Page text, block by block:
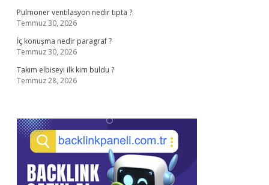
Pulmoner ventilasyon nedir tıpta ?
Temmuz 30, 2026
İç konuşma nedir paragraf ?
Temmuz 30, 2026
Takım elbiseyi ilk kim buldu ?
Temmuz 28, 2026